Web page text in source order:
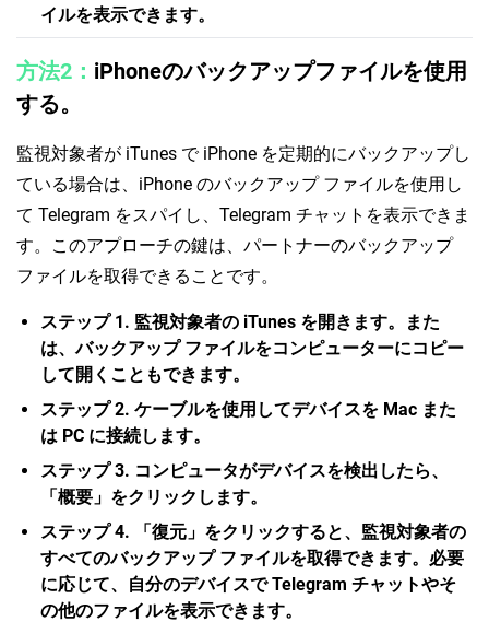
イルを表示できます。
方法2： iPhoneのバックアップファイルを使用
する。
監視対象者が iTunes で iPhone を定期的にバックアップし
ている場合は、iPhone のバックアップ ファイルを使用し
て Telegram をスパイし、Telegram チャットを表示できま
す。このアプローチの鍵は、パートナーのバックアップ
ファイルを取得できることです。
ステップ 1. 監視対象者の iTunes を開きます。また
は、バックアップ ファイルをコンピューターにコピー
して開くこともできます。
ステップ 2. ケーブルを使用してデバイスを Mac また
は PC に接続します。
ステップ 3. コンピュータがデバイスを検出したら、
「概要」をクリックします。
ステップ 4. 「復元」をクリックすると、監視対象者の
すべてのバックアップ ファイルを取得できます。必要
に応じて、自分のデバイスで Telegram チャットやそ
の他のファイルを表示できます。